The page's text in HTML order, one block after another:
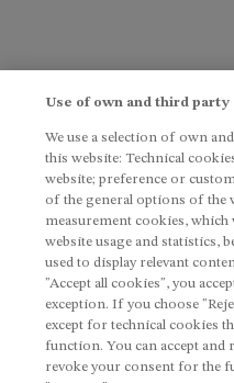
Use of own and third party
We use a selection of own
this website: Technical
website; preference or
of the general options of the
measurement cookies, which
website usage and statistics,
used to display relevant
"Accept all cookies", you
exception. If you choose
except for technical cookies
function. You can accept
revoke your consent for the